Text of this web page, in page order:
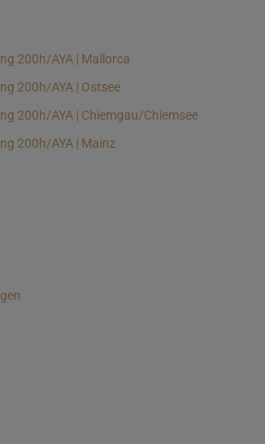
200h/AYA | Mallorca
200h/AYA | Ostsee
200h/AYA | Chiemgau/Chiemsee
200h/AYA | Mainz